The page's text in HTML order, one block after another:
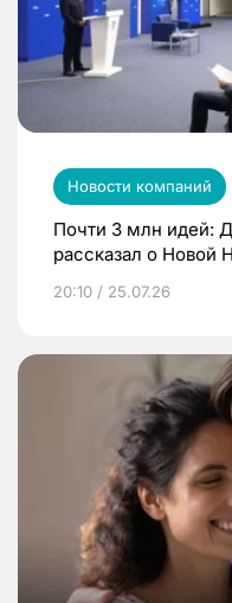
Новости компаний
Почти 3 млн идей:
рассказал о Новой
20:10 / 25.07.26